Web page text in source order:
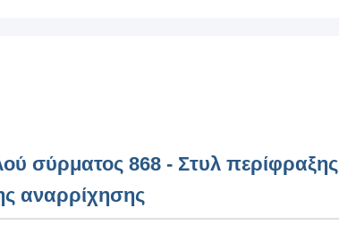
σύρματος 868 - Στυλ περίφραξης
αναρρίχησης